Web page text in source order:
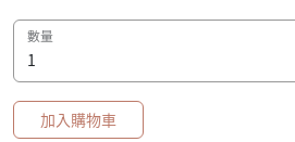
規格
數量
加入購物車